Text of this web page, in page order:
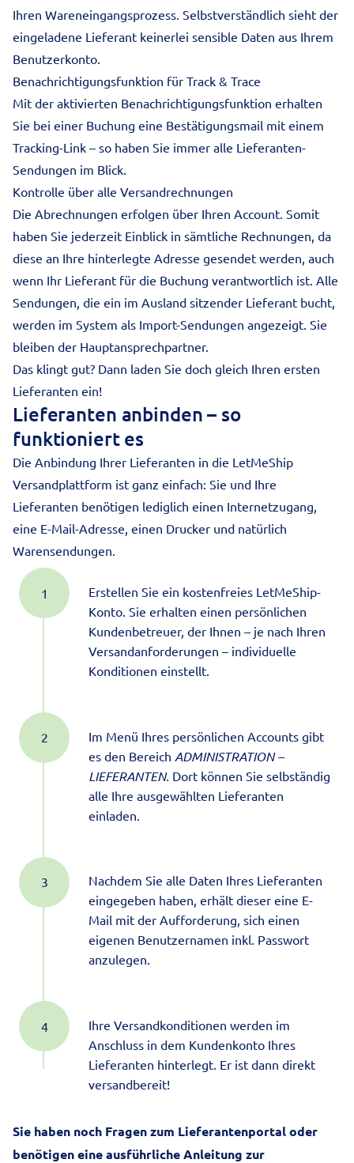
Ihren Wareneingangsprozess. Selbstverständlich sieht der
eingeladene Lieferant keinerlei sensible Daten aus Ihrem
Benutzerkonto.
Benachrichtigungsfunktion für Track & Trace
Mit der aktivierten Benachrichtigungsfunktion erhalten
Sie bei einer Buchung eine Bestätigungsmail mit einem
Tracking-Link – so haben Sie immer alle Lieferanten-
Sendungen im Blick.
Kontrolle über alle Versandrechnungen
Die Abrechnungen erfolgen über Ihren Account. Somit
haben Sie jederzeit Einblick in sämtliche Rechnungen, da
diese an Ihre hinterlegte Adresse gesendet werden, auch
wenn Ihr Lieferant für die Buchung verantwortlich ist. Alle
Sendungen, die ein im Ausland sitzender Lieferant bucht,
werden im System als Import-Sendungen angezeigt. Sie
bleiben der Hauptansprechpartner.
Das klingt gut? Dann laden Sie doch gleich Ihren ersten
Lieferanten ein!
Lieferanten anbinden – so
funktioniert es
Die Anbindung Ihrer Lieferanten in die LetMeShip
Versandplattform ist ganz einfach: Sie und Ihre
Lieferanten benötigen lediglich einen Internetzugang,
eine E-Mail-Adresse, einen Drucker und natürlich
Warensendungen.
Erstellen Sie ein kostenfreies LetMeShip-
Konto. Sie erhalten einen persönlichen
Kundenbetreuer, der Ihnen – je nach Ihren
Versandanforderungen – individuelle
Konditionen einstellt.
Im Menü Ihres persönlichen Accounts gibt
es den Bereich ADMINISTRATION –
LIEFERANTEN. Dort können Sie selbständig
alle Ihre ausgewählten Lieferanten
einladen.
Nachdem Sie alle Daten Ihres Lieferanten
eingegeben haben, erhält dieser eine E-
Mail mit der Aufforderung, sich einen
eigenen Benutzernamen inkl. Passwort
anzulegen.
Ihre Versandkonditionen werden im
Anschluss in dem Kundenkonto Ihres
Lieferanten hinterlegt. Er ist dann direkt
versandbereit!
Sie haben noch Fragen zum Lieferantenportal oder
benötigen eine ausführliche Anleitung zur